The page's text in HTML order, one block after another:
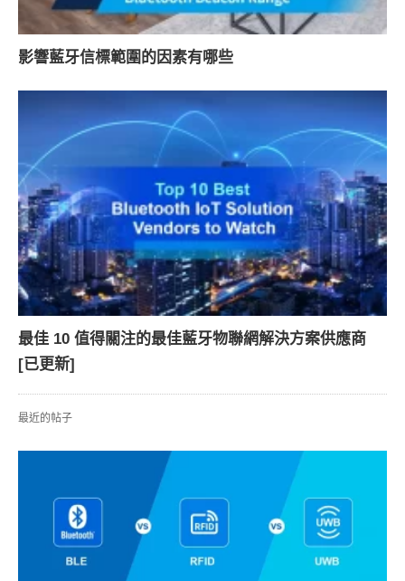
影響藍牙信標範圍的因素有哪些
最佳 10 值得關注的最佳藍牙物聯網解決方案供應商
[已更新]
最近的帖子